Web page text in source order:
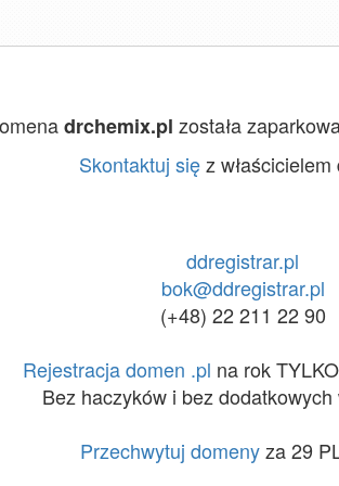
drchemix.pl została
Skontaktuj sięz
ddregistrar.pl
bok@ddregistrar.pl
(+48) 22 211 22 90
Rejestracja domen .pl na rok
Bez haczyków i bez
Przechwytuj domenyza 29